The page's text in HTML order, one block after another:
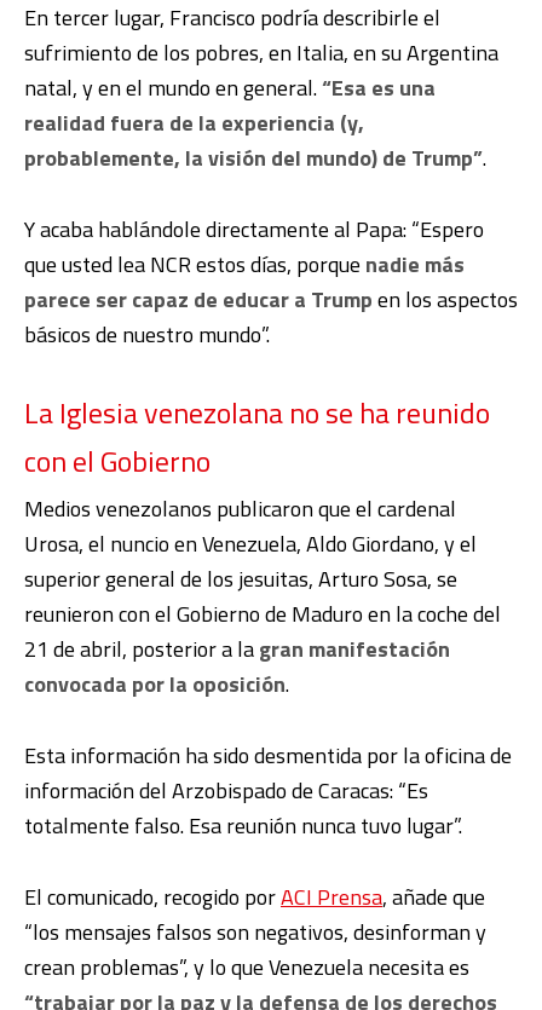
En tercer lugar, Francisco podría describirle el
sufrimiento de los pobres, en Italia, en su Argentina
natal, y en el mundo en general.“Esa es una
realidad fuera de la experiencia (y,
probablemente, la visión del mundo) de Trump”.
Y acaba hablándole directamente al Papa: “Espero
que usted lea NCR estos días, porque nadie más
parece ser capaz de educar a Trumpen los aspectos
básicos de nuestro mundo”.
La Iglesia venezolana no se ha reunido
con el Gobierno
Medios venezolanos publicaron que el cardenal
Urosa, el nuncio en Venezuela, Aldo Giordano, y el
superior general de los jesuitas, Arturo Sosa, se
reunieron con el Gobierno de Maduro en la coche del
21 de abril, posterior a lagran manifestación
convocada por la oposición.
Esta información ha sido desmentida por la oficina de
información del Arzobispado de Caracas: “Es
totalmente falso. Esa reunión nunca tuvo lugar”.
El comunicado, recogido porACI Prensa, añade que
“los mensajes falsos son negativos, desinforman y
crean problemas”, y lo que Venezuela necesita es
“trabajar por la paz y la defensa de los derechos